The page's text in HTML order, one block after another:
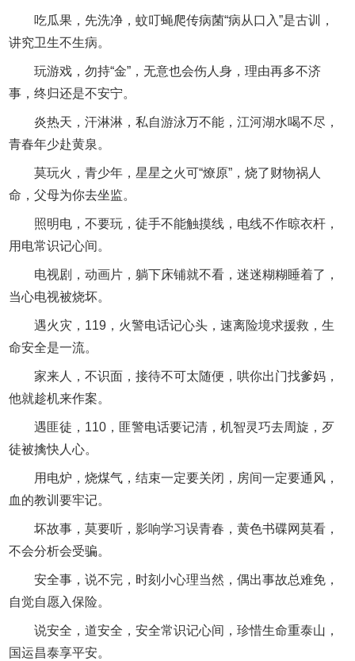
吃瓜果，先洗净，蚊叮蝇爬传病菌“病从口入”是古训，
讲究卫生不生病。
玩游戏，勿持“金”，无意也会伤人身，理由再多不济
事，终归还是不安宁。
炎热天，汗淋淋，私自游泳万不能，江河湖水喝不尽，
青春年少赴黄泉。
莫玩火，青少年，星星之火可“燎原”，烧了财物祸人
命，父母为你去坐监。
照明电，不要玩，徒手不能触摸线，电线不作晾衣杆，
用电常识记心间。
电视剧，动画片，躺下床铺就不看，迷迷糊糊睡着了，
当心电视被烧坏。
遇火灾，119，火警电话记心头，速离险境求援救，生
命安全是一流。
家来人，不识面，接待不可太随便，哄你出门找爹妈，
他就趁机来作案。
遇匪徒，110，匪警电话要记清，机智灵巧去周旋，歹
徒被擒快人心。
用电炉，烧煤气，结束一定要关闭，房间一定要通风，
血的教训要牢记。
坏故事，莫要听，影响学习误青春，黄色书碟网莫看，
不会分析会受骗。
安全事，说不完，时刻小心理当然，偶出事故总难免，
自觉自愿入保险。
说安全，道安全，安全常识记心间，珍惜生命重泰山，
国运昌泰享平安。